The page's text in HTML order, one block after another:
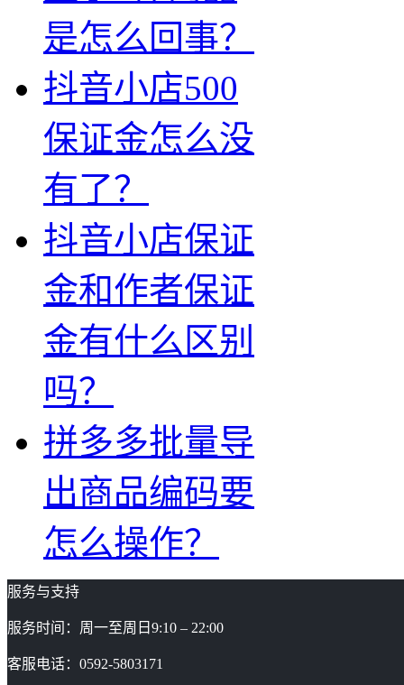
是怎么回事？
抖音小店500
保证金怎么没
有了？
抖音小店保证
金和作者保证
金有什么区别
吗？
拼多多批量导
出商品编码要
怎么操作？
服务与支持
服务时间：周一至周日9:10 – 22:00
客服电话：0592-5803171